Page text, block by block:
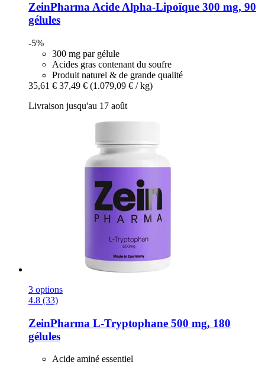
ZeinPharmaAcide Alpha-​Lipoïque 300 mg, 90
gélules
-5%
300 mg par gélule
Acides gras contenant du soufre
Produit naturel & de grande qualité
35,61 € 37,49 € (1.079,09 € / kg)
Livraison jusqu'au 17 août
3 options
4.8 (33)
ZeinPharma L-​Tryptophane 500 mg, 180
gélules
Acide aminé essentiel